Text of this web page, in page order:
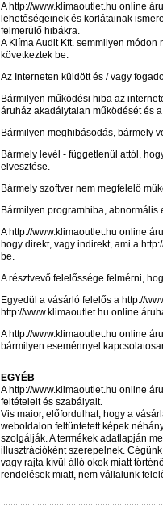
A http://www.klimaoutlet.hu online
lehetőségeinek és korlátainak
felmerülő hibákra.
A Klíma Audit Kft. semmilyen
következtek be:
Az Interneten küldött és / vagy
Bármilyen működési hiba az
áruház akadálytalan működését és
Bármilyen meghibásodás, bármely
Bármely levél - függetlenül attól,
elvesztése.
Bármely szoftver nem megfelelő
Bármilyen programhiba,
A http://www.klimaoutlet.hu online
hogy direkt, vagy indirekt, ami a
be.
A résztvevő felelőssége felmérni,
Egyedül a vásárló felelős a http://
http://www.klimaoutlet.hu online
A http://www.klimaoutlet.hu online
bármilyen eseménnyel
EGYÉB
A http://www.klimaoutlet.hu online
feltételeit és szabályait.
Vis maior, előfordulhat, hogy a
weboldalon feltüntetett képek
szolgálják. A termékek adatlapján
illusztrációként szerepelnek.
vagy rajta kívül álló okok miatt
rendelések miatt, nem vállalunk